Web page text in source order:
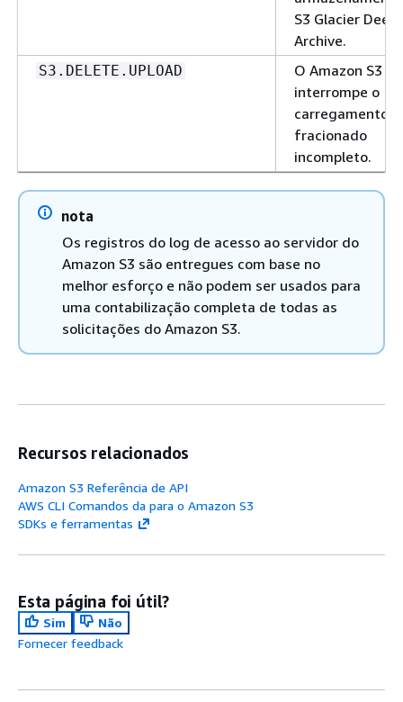
S3 Glacier Deep
Archive.
S3.DELETE.UPLOAD
O Amazon S3
interrompe o
carregamento
fracionado
incompleto.
nota
Os registros do log de acesso ao servidor do
Amazon S3 são entregues com base no
melhor esforço e não podem ser usados para
uma contabilização completa de todas as
solicitações do Amazon S3.
Recursos relacionados
Amazon S3 Referência de API
AWS CLI Comandos da para o Amazon S3
SDKs e ferramentas
Esta página foi útil?
Sim
Não
Fornecer feedback